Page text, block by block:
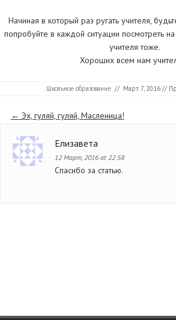
Начиная в который раз ругать учителя,
попробуйте в каждой ситуации посмотреть
учителя тоже.
Хороших всем нам
Школьное образование // Март 7, 2016 //
Страницы
← Эх, гуляй, гуляй, Масленица!
Елизавета
12 Март, 2016 at 22:58
Спасибо за статью.